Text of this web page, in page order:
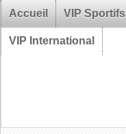
Accueil VIP Sportifs
VIP International